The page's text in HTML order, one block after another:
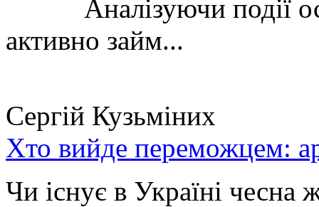
Аналізуючи події
активно займ...
Сергій Кузьміних
Хто вийде переможцем:
Чи існує в Україні чесна